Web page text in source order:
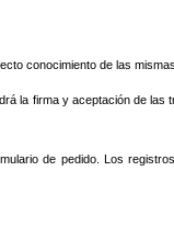
conocimiento de las
la firma y aceptación de
de pedido. Los